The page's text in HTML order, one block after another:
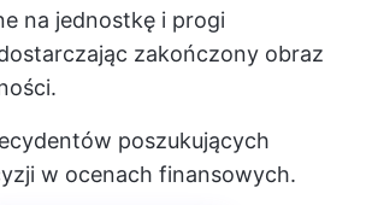
na jednostkę i progi
zakończony obraz
poszukujących
w ocenach finansowych.